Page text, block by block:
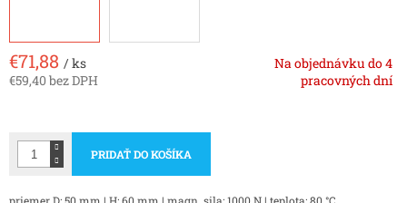
€71,88 / ks
€59,40 bez DPH
Na objednávku do 4
pracovných dní
PRIDAŤ DO KOŠÍKA